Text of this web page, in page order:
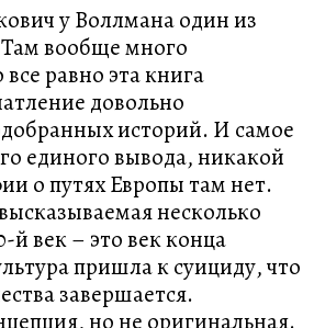
у Воллмана один из
вообще много
равно эта книга
довольно
историй. И самое
единого вывода, никакой
о путях Европы там нет.
несколько
й век – это век конца
пришла к суициду, что
завершается.
но не оригинальная.